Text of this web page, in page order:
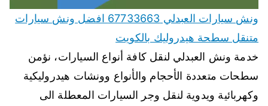
ونش سيارات العبدلي 67733663 افضل ونش سيارات
متنقل سطحة هيدروليك بالكويت
خدمة ونش العبدلي لنقل كافة أنواع السيارات، نؤمن
سطحات متعددة الأحجام والأنواع وونشات هيدروليكية
وكهربائية ويدوية لنقل وجر السيارات المعطلة الى